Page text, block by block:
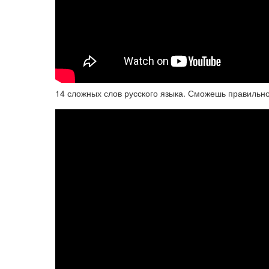
14 сложных слов русского языка. Сможешь